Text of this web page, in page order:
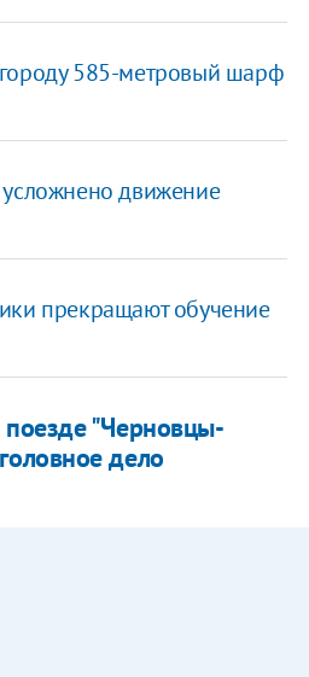
585-метровый шарф
движение
прекращают обучение
"Черновцы-
дело